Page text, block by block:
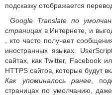
подсказку отображается
Google Translate по
страницах в Интернете, и
, кто часто получает
иностранных языках.
сайтах, как Twitter, Facebook
HTTPS сайтов, которые будут
Как упоминалось ранее ,
страницах по умолчанию,